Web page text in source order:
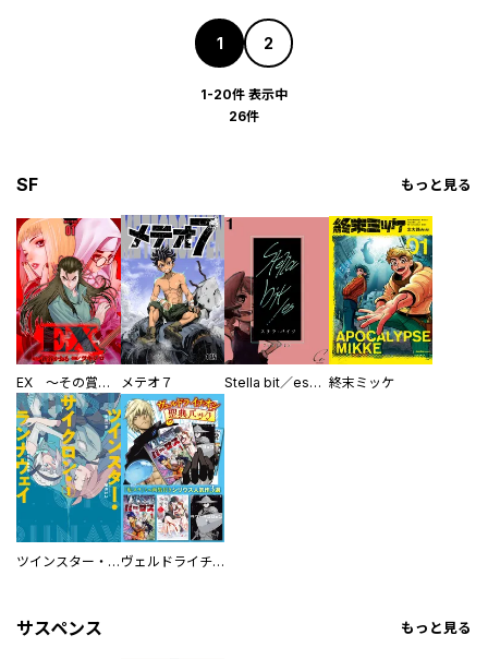
1 2
1-20件 表示中
26件
SF もっと見る
EX ～その賞金稼ぎは、世界の出口を探す～【単行本版】 メテオ７ Stella bit／es【単話版】 終末ミッケ
ツインスター・サイクロン・ランナウェイ ヴェルドライチオシ聖典パック 『転スラ』ミニ画集付き シリウス人気作３選
サスペンス もっと見る